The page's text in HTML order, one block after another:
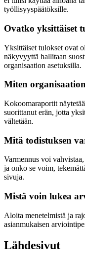
työllisyyspäätöksille.
Ovatko yksittäiset
Yksittäiset tulokset ovat
näkyvyyttä hallitaan
organisaation asetuksilla.
Miten
Kokoomaraportit
suorittanut erän, jotta
vältetään.
Mitä todistuksen
Varmennus voi
ja onko se voim,
sivuja.
Mistä voin lukea
Aloita menetelmistä ja
asianmukaisen
Lähdesivut